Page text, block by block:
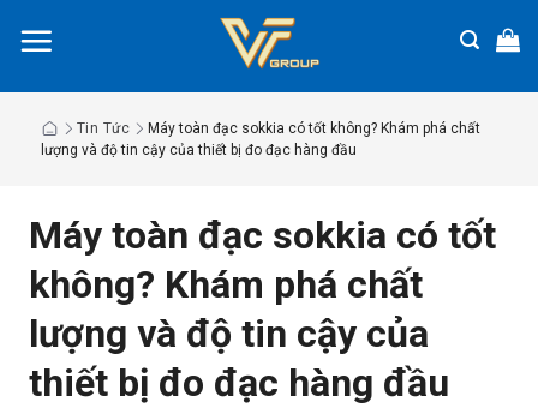
đến
dung
Tin Tức
Máy toàn đạc sokkia có tốt không? Khám phá chất
lượng và độ tin cậy của thiết bị đo đạc hàng đầu
Máy toàn đạc sokkia có tốt
không? Khám phá chất
lượng và độ tin cậy của
thiết bị đo đạc hàng đầu